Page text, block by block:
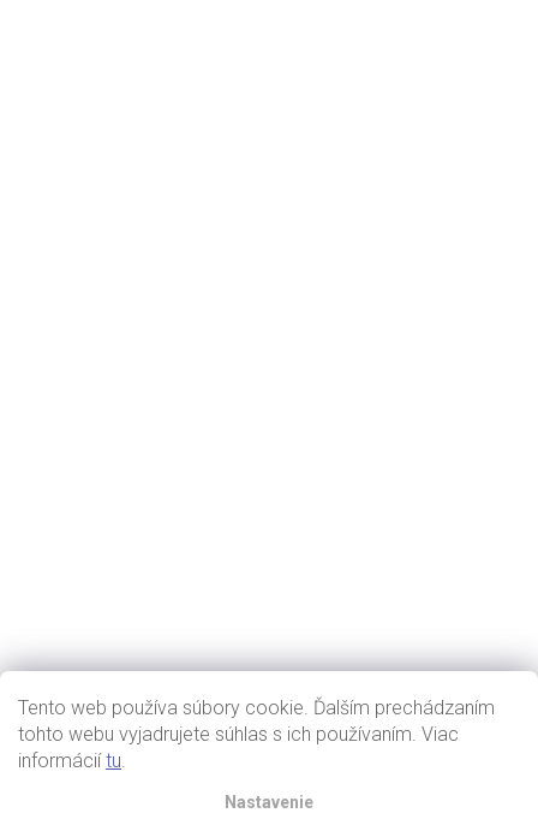
Tento web používa súbory cookie. Ďalším prechádzaním
tohto webu vyjadrujete súhlas s ich používaním. Viac
informáciítu.
Nastavenie